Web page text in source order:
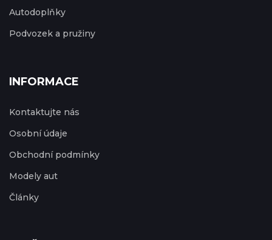
Autodoplňky
Podvozek a pružiny
INFORMACE
Kontaktujte nás
Osobní údaje
Obchodní podmínky
Modely aut
Články